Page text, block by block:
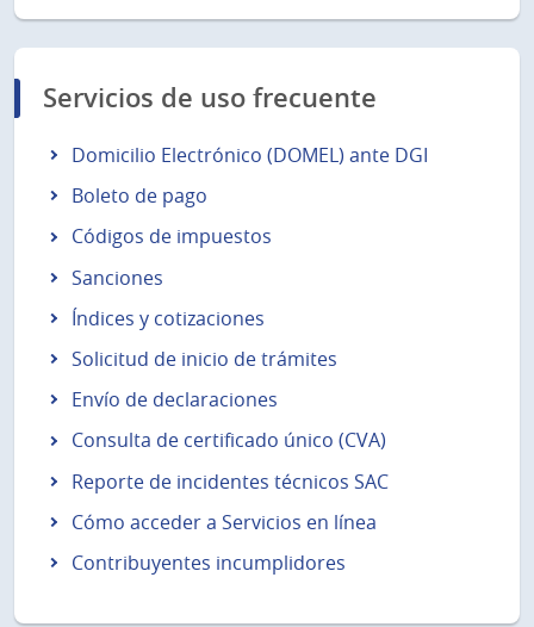
Servicios de uso frecuente
Domicilio Electrónico (DOMEL) ante DGI
Boleto de pago
Códigos de impuestos
Sanciones
Índices y cotizaciones
Solicitud de inicio de trámites
Envío de declaraciones
Consulta de certificado único (CVA)
Reporte de incidentes técnicos SAC
Cómo acceder a Servicios en línea
Contribuyentes incumplidores